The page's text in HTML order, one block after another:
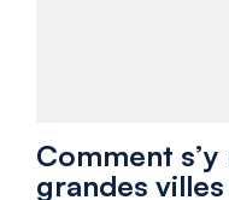
Comment
grandes